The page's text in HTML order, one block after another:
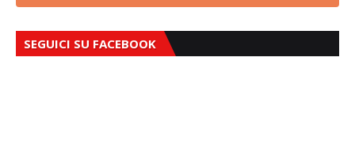
SEGUICI SU FACEBOOK